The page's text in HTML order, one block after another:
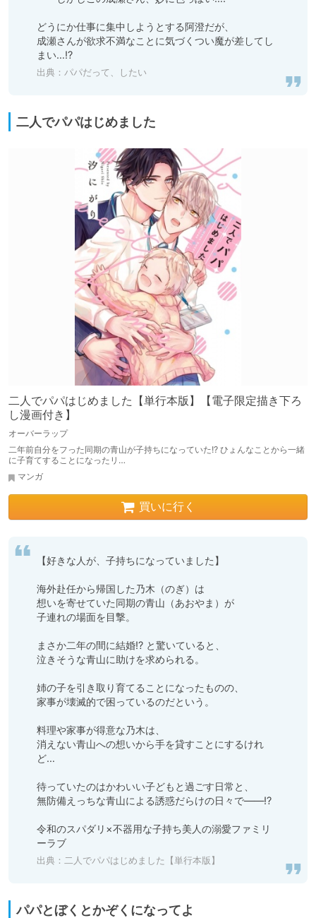
どうにか仕事に集中しようとする阿澄だが、
成瀬さんが欲求不満なことに気づくつい魔が差してし
まい…!?
出典： パパだって、したい
二人でパパはじめました
二人でパパはじめました【単行本版】【電子限定描き下ろ
し漫画付き】
オーバーラップ
二年前自分をフった同期の青山が子持ちになっていた!? ひょんなことから一緒
に子育てすることになったリ…
マンガ
買いに行く
【好きな人が、子持ちになっていました】
海外赴任から帰国した乃木（のぎ）は
想いを寄せていた同期の青山（あおやま）が
子連れの場面を目撃。
まさか二年の間に結婚!? と驚いていると、
泣きそうな青山に助けを求められる。
姉の子を引き取り育てることになったものの、
家事が壊滅的で困っているのだという。
料理や家事が得意な乃木は、
消えない青山への想いから手を貸すことにするけれ
ど…
待っていたのはかわいい子どもと過ごす日常と、
無防備えっちな青山による誘惑だらけの日々で――!?
令和のスパダリ×不器用な子持ち美人の溺愛ファミリ
ーラブ
出典： 二人でパパはじめました【単行本版】
パパとぼくとかぞくになってよ